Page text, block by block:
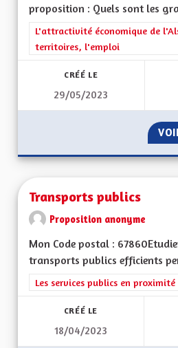
proposition : Quels sont les
Filtrer les résultats de la
L'attractivité économique de
territoires, l'emploi
CRÉÉ LE
29/05/2023
Transports publics
Proposition anonyme
Mon Code postal :
transports publics efficients
Filtrer les résultats de la
Les services publics en proximité
CRÉÉ LE
18/04/2023